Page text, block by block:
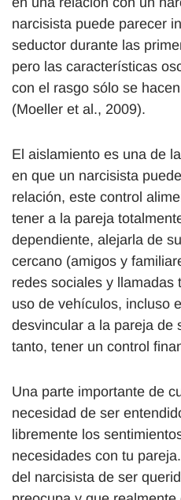
narcisista puede parecer
seductor durante las
pero las características
con el rasgo sólo se
(Moeller et al., 2009).
El aislamiento es una de
en que un narcisista
relación, este control
tener a la pareja
dependiente, alejarla de
cercano (amigos y
redes sociales y llamadas
uso de vehículos, incluso
desvincular a la pareja de
tanto, tener un control
Una parte importante de
necesidad de ser
libremente los
necesidades con tu
del narcisista de ser